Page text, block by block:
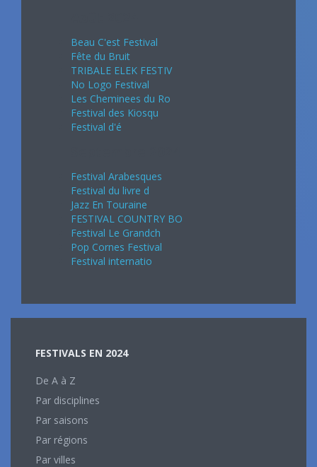
Beau C'est Festival
Fête du Bruit
TRIBALE ELEK FESTIV
No Logo Festival
Les Cheminees du Ro
Festival des Kiosqu
Festival d'é
Festival Arabesques
Festival du livre d
Jazz En Touraine
FESTIVAL COUNTRY BO
Festival Le Grandch
Pop Cornes Festival
Festival internatio
FESTIVALS EN 2024
De A à Z
Par disciplines
Par saisons
Par régions
Par villes